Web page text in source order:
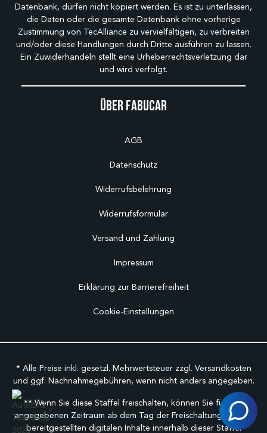
Über Fabucar
AGB
Datenschutz
Widerrufsbelehrung
Widerrufsformular
Versand und Zahlung
Impressum
Erklärung zur Barrierefreiheit
Cookie-Einstellungen
Datenbank, dürfen nicht kopiert werden. Es ist zu unterlassen,
die Daten oder die gesamte Datenbank ohne vorherige
Zustimmung von TecAlliance zu vervielfältigen, zu verbreiten
und/oder diese Handlungen durch Dritte ausführen zu lassen.
Ein Zuwiderhandeln stellt eine Urheberrechtsverletzung dar
und wird verfolgt.
* Alle Preise inkl. gesetzl. Mehrwertsteuer zzgl. Versandkosten
und ggf. Nachnahmegebühren, wenn nicht anders angegeben.
** Wenn Sie diese Staffel freischalten, können Sie für den
angegebenen Zeitraum ab dem Tag der Freischaltung auf alle
bereitgestellten digitalen Inhalte innerhalb dieser Staffel